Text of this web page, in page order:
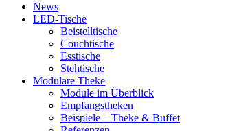
News
LED-Tische
Beistelltische
Couchtische
Esstische
Stehtische
Modulare Theke
Module im Überblick
Empfangstheken
Beispiele – Theke & Buffet